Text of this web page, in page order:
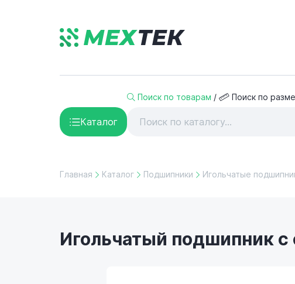
Каталог
Поиск по товарам / Поиск по
Главная Каталог Подшипники Игольчатые
Игольчатый подшипник с